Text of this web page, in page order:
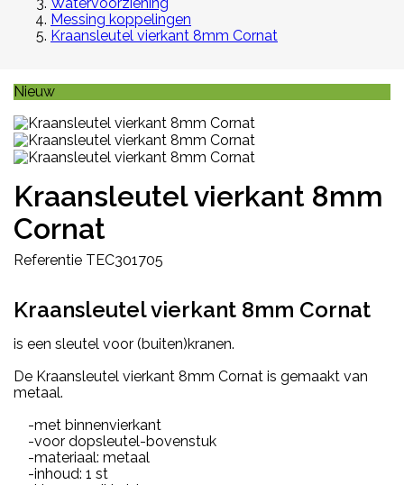
Messing koppelingen
Kraansleutel vierkant 8mm Cornat
Nieuw
Kraansleutel vierkant 8mm
Cornat
Referentie TEC301705
Kraansleutel vierkant 8mm Cornat
is een sleutel voor (buiten)kranen.
De Kraansleutel vierkant 8mm Cornat is gemaakt van
metaal.
-met binnenvierkant
-voor dopsleutel-bovenstuk
-materiaal: metaal
-inhoud: 1 st